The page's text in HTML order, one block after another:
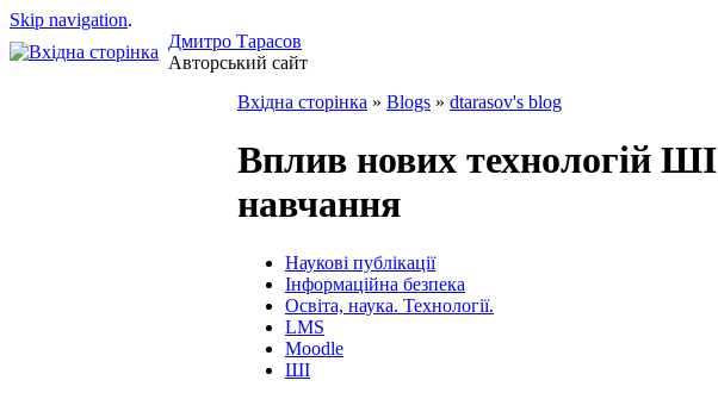
Skip navigation.
Дмитро Тарасов
Авторський сайт
Вхідна сторінка » Blogs » dtarasov's blog
Вплив нових технологій ШІ
навчання
Наукові публікації
Інформаційна безпека
Освіта, наука. Технології.
LMS
Moodle
ШІ